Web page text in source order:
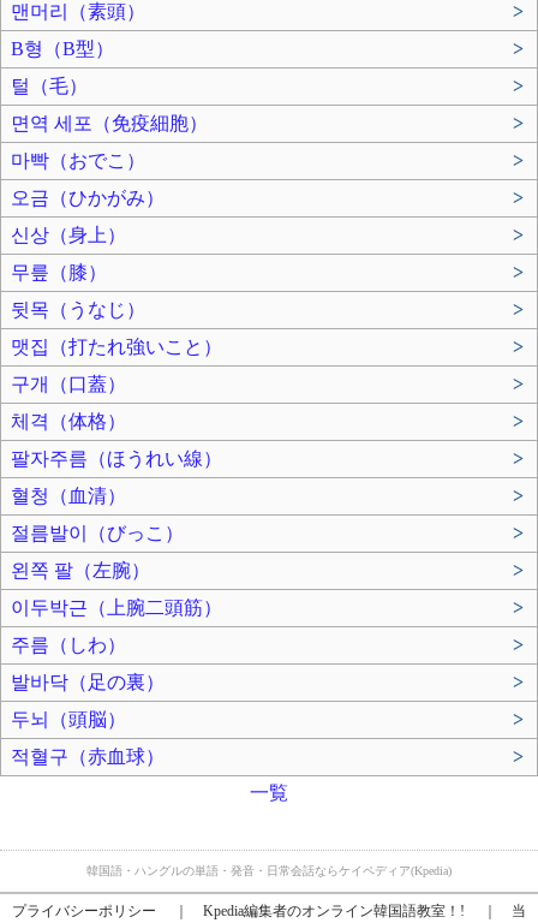
맨머리（素頭）
>
B형（B型）
>
털（毛）
>
면역 세포（免疫細胞）
>
마빡（おでこ）
>
오금（ひかがみ）
>
신상（身上）
>
무릎（膝）
>
뒷목（うなじ）
>
맷집（打たれ強いこと）
>
구개（口蓋）
>
체격（体格）
>
팔자주름（ほうれい線）
>
혈청（血清）
>
절름발이（びっこ）
>
왼쪽 팔（左腕）
>
이두박근（上腕二頭筋）
>
주름（しわ）
>
발바닥（足の裏）
>
두뇌（頭脳）
>
적혈구（赤血球）
>
一覧
韓国語・ハングルの単語・発音・日常会話ならケイペディア(Kpedia)
プライバシーポリシー Kpedia編集者のオンライン韓国語教室！! 当